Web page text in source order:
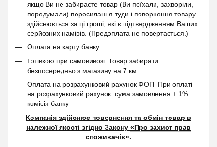
якщо Ви не забираєте товар (Ви поїхали, захворіли,
передумали) пересилання туди і повернення товару
здійснюється за ці гроші, які є підтвердженням Ваших
серйозних намірів. (Предоплата не повертається.)
Оплата на карту банку
Готівкою при самовивозі. Товар забирати
безпосередньо з магазину на 7 км
Оплата на розрахунковий рахунок ФОП. При оплаті
на розрахунковий рахунок: сума замовлення + 1%
комісія банку
Компанія здійснює повернення та обмін товарів
належної якості згідно Закону «Про захист прав
споживачів».